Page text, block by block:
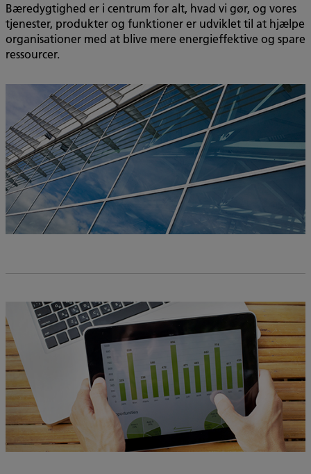
Bæredygtighed er i centrum for alt, hvad vi gør, og vores
tjenester, produkter og funktioner er udviklet til at hjælpe
organisationer med at blive mere energieffektive og spare
ressourcer.